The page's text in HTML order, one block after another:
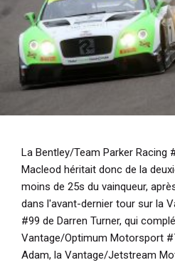
La Bentley/Team Parker Racing
Macleod héritait donc de la
moins de 25s du vainqueur,
dans l'avant-dernier tour sur la
#99 de Darren Turner, qui
Vantage/Optimum Motorsport
Adam, la Vantage/Jetstream